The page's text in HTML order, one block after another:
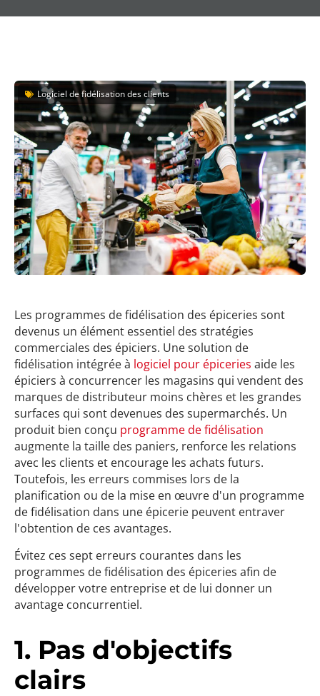
Logiciel de fidélisation des clients
Les programmes de fidélisation des épiceries sont
devenus un élément essentiel des stratégies
commerciales des épiciers. Une solution de
fidélisation intégrée à logiciel pour épiceries aide les
épiciers à concurrencer les magasins qui vendent des
marques de distributeur moins chères et les grandes
surfaces qui sont devenues des supermarchés. Un
produit bien conçu programme de fidélisation
augmente la taille des paniers, renforce les relations
avec les clients et encourage les achats futurs.
Toutefois, les erreurs commises lors de la
planification ou de la mise en œuvre d'un programme
de fidélisation dans une épicerie peuvent entraver
l'obtention de ces avantages.
Évitez ces sept erreurs courantes dans les
programmes de fidélisation des épiceries afin de
développer votre entreprise et de lui donner un
avantage concurrentiel.
1. Pas d'objectifs
clairs